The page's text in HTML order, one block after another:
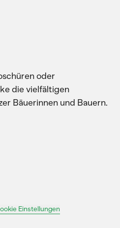
oder
die vielfältigen
Bäuerinnen und Bauern.
Einstellungen